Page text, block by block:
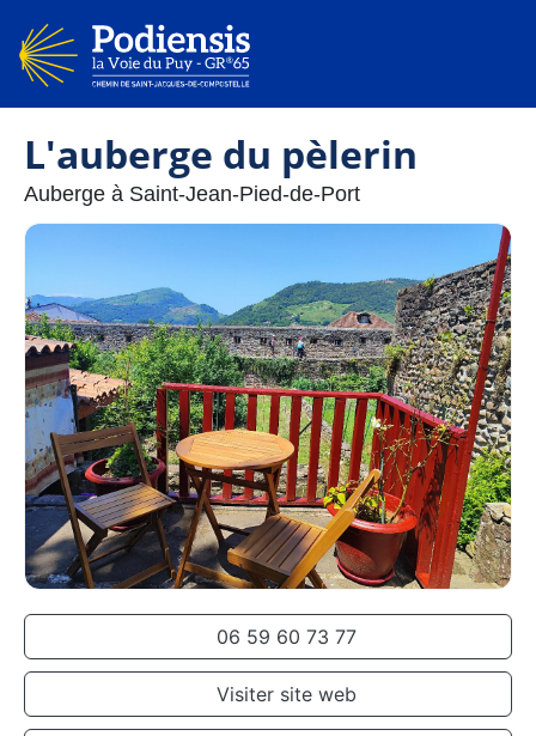
L'auberge du pèlerin
Auberge à Saint-Jean-Pied-de-Port
06 59 60 73 77
Visiter site web